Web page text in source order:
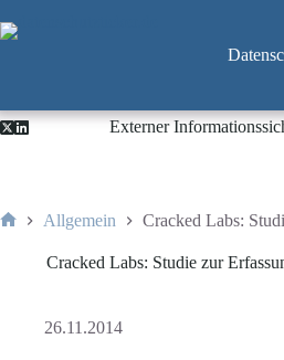
Inhalt
Externer
Allgemein Cracked Labs:
Cracked Labs: Studie zur
26.11.2014